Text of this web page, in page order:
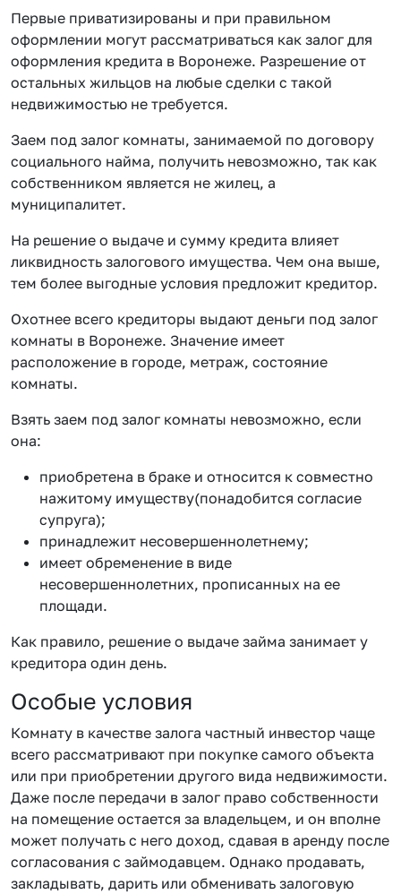
Первые приватизированы и при правильном
оформлении могут рассматриваться как залог для
оформления кредита в Воронеже. Разрешение от
остальных жильцов на любые сделки с такой
недвижимостью не требуется.
Заем под залог комнаты, занимаемой по договору
социального найма, получить невозможно, так как
собственником является не жилец, а
муниципалитет.
На решение о выдаче и сумму кредита влияет
ликвидность залогового имущества. Чем она выше,
тем более выгодные условия предложит кредитор.
Охотнее всего кредиторы выдают деньги под залог
комнаты в Воронеже. Значение имеет
расположение в городе, метраж, состояние
комнаты.
Взять заем под залог комнаты невозможно, если
она:
приобретена в браке и относится к совместно
нажитому имуществу(понадобится согласие
супруга);
принадлежит несовершеннолетнему;
имеет обременение в виде
несовершеннолетних, прописанных на ее
площади.
Как правило, решение о выдаче займа занимает у
кредитора один день.
Особые условия
Комнату в качестве залога частный инвестор чаще
всего рассматривают при покупке самого объекта
или при приобретении другого вида недвижимости.
Даже после передачи в залог право собственности
на помещение остается за владельцем, и он вполне
может получать с него доход, сдавая в аренду после
согласования с займодавцем. Однако продавать,
закладывать, дарить или обменивать залоговую